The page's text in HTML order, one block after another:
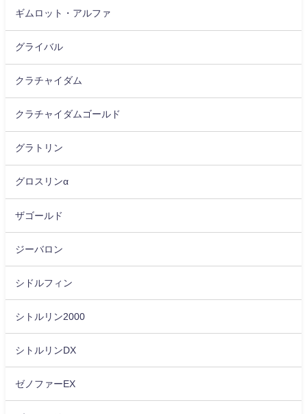
ギムロット・アルファ
グライバル
クラチャイダム
クラチャイダムゴールド
グラトリン
グロスリンα
ザゴールド
ジーバロン
シドルフィン
シトルリン2000
シトルリンDX
ゼノファーEX